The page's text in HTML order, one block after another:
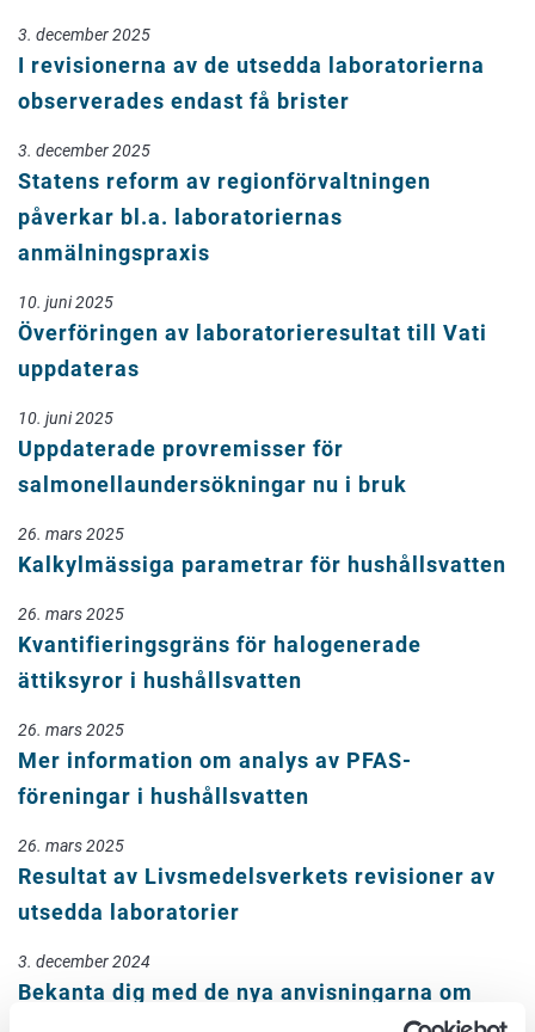
3. december 2025
I revisionerna av de utsedda laboratorierna
observerades endast få brister
3. december 2025
Statens reform av regionförvaltningen
påverkar bl.a. laboratoriernas
anmälningspraxis
10. juni 2025
Överföringen av laboratorieresultat till Vati
uppdateras
10. juni 2025
Uppdaterade provremisser för
salmonellaundersökningar nu i bruk
26. mars 2025
Kalkylmässiga parametrar för hushållsvatten
26. mars 2025
Kvantifieringsgräns för halogenerade
ättiksyror i hushållsvatten
26. mars 2025
Mer information om analys av PFAS-
föreningar i hushållsvatten
26. mars 2025
Resultat av Livsmedelsverkets revisioner av
utsedda laboratorier
3. december 2024
Bekanta dig med de nya anvisningarna om